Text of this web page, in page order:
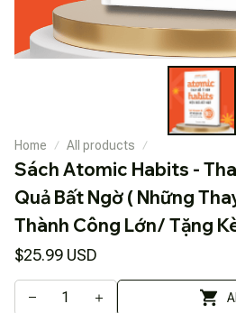
Home All products
Sách Atomic Habits -
Quả Bất Ngờ ( Những
Thành Công Lớn/ Tặng
$25.99 USD